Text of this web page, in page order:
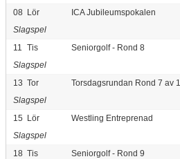
08 Lör
ICA Jubileumspokalen
Slagspel
11
Tis
Seniorgolf - Rond 8
Slagspel
13 Tor
Torsdagsrundan Rond 7 av
Slagspel
15 Lör
Westling Entreprenad
Slagspel
18 Tis
Seniorgolf - Rond 9